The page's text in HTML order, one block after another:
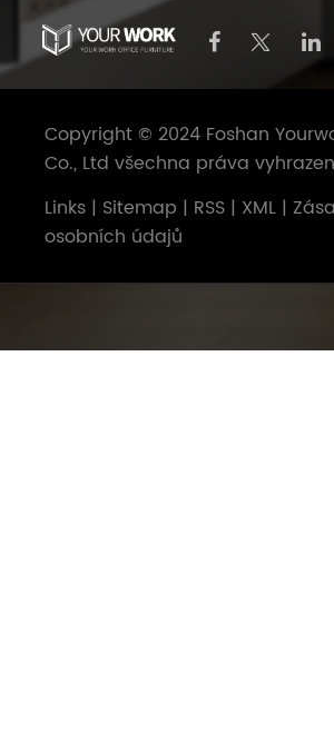
Copyright © 2024 Foshan
Co., Ltd všechna práva
Links | Sitemap | RSS | XML |
osobních údajů